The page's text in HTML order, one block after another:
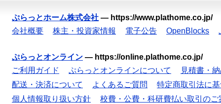
ぷらっとホーム株式会社 — https://www.plathome.co.jp/
会社概要
株主・投資家情報 電子公告 OpenBlocks
ぷらっとオンライン — https://online.plathome.co.jp/
ご利用ガイド
ぷらっとオンラインについて
見積書・
配送・決済について
よくあるご質問
特定商取引法に
個人情報取り扱い方針
校費・公費・科研費払い取引のご